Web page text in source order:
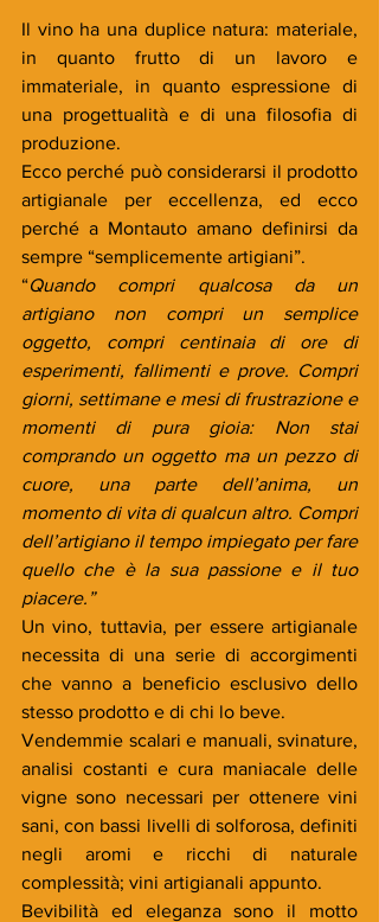
Il vino ha una duplice natura: materiale,
in quanto frutto di un lavoro e
immateriale, in quanto espressione di
una progettualità e di una filosofia di
produzione.
Ecco perché può considerarsi il prodotto
artigianale per eccellenza, ed ecco
perché a Montauto amano definirsi da
sempre “semplicemente artigiani”.
“Quando compri qualcosa da un
artigiano non compri un semplice
oggetto, compri centinaia di ore di
esperimenti, fallimenti e prove. Compri
giorni, settimane e mesi di frustrazione e
momenti di pura gioia: Non stai
comprando un oggetto ma un pezzo di
cuore, una parte dell’anima, un
momento di vita di qualcun altro. Compri
dell’artigiano il tempo impiegato per fare
quello che è la sua passione e il tuo
piacere.”
Un vino, tuttavia, per essere artigianale
necessita di una serie di accorgimenti
che vanno a beneficio esclusivo dello
stesso prodotto e di chi lo beve.
Vendemmie scalari e manuali, svinature,
analisi costanti e cura maniacale delle
vigne sono necessari per ottenere vini
sani, con bassi livelli di solforosa, definiti
negli aromi e ricchi di naturale
complessità; vini artigianali appunto.
Bevibilità ed eleganza sono il motto